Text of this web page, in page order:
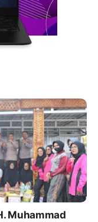
Muhammad